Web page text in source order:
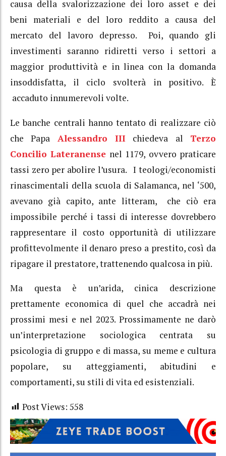
causa della svalorizzazione dei loro asset e dei
beni materiali e del loro reddito a causa del
mercato del lavoro depresso. Poi, quando gli
investimenti saranno ridiretti verso i settori a
maggior produttività e in linea con la domanda
insoddisfatta, il ciclo svolterà in positivo. È
accaduto innumerevoli volte.
Le banche centrali hanno tentato di realizzare ciò
che Papa Alessandro III chiedeva al Terzo
Concilio Lateranense nel 1179, ovvero praticare
tassi zero per abolire l’usura. I teologi/economisti
rinascimentali della scuola di Salamanca, nel ‘500,
avevano già capito, ante litteram, che ciò era
impossibile perché i tassi di interesse dovrebbero
rappresentare il costo opportunità di utilizzare
profittevolmente il denaro preso a prestito, così da
ripagare il prestatore, trattenendo qualcosa in più.
Ma questa è un’arida, cinica descrizione
prettamente economica di quel che accadrà nei
prossimi mesi e nel 2023. Prossimamente ne darò
un’interpretazione sociologica centrata su
psicologia di gruppo e di massa, su meme e cultura
popolare, su atteggiamenti, abitudini e
comportamenti, su stili di vita ed esistenziali.
Post Views: 558